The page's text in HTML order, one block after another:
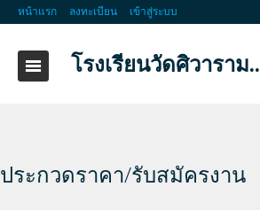
หน้าแรก ลงทะเบียน เข้าสู่ระบบ
โรงเรียนวัดศิวาราม..
ประกวดราคา/รับสมัครงาน